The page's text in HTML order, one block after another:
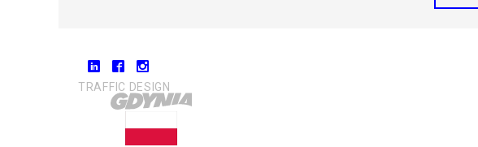
TRAFFIC DESIGN